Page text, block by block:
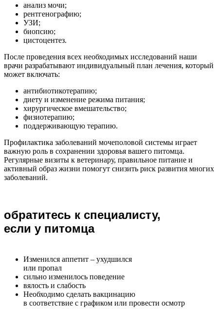
анализ мочи;
рентгенографию;
УЗИ;
биопсию;
цистоцентез.
После проведения всех необходимых исследований наши
врачи разрабатывают индивидуальный план лечения, который
может включать:
антибиотикотерапию;
диету и изменение режима питания;
хирургическое вмешательство;
физиотерапию;
поддерживающую терапию.
Профилактика заболеваний мочеполовой системы играет
важную роль в сохранении здоровья вашего питомца.
Регулярные визиты к ветеринару, правильное питание и
активный образ жизни помогут снизить риск развития многих
заболеваний.
обратитесь к специалисту,
если у питомца
Изменился аппетит – ухудшился
или пропал
сильно изменилось поведение
вялость и слабость
Необходимо сделать вакцинацию
в соответствие с графиком или провести осмотр